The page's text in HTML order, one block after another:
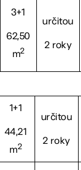
3+1
62,50
m2
určitou
2 roky
1+1
44,21
m2
určitou
2 roky